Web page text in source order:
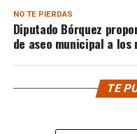
NO TE PIERDAS
Diputado Bórquez
de aseo municipal a los
TE